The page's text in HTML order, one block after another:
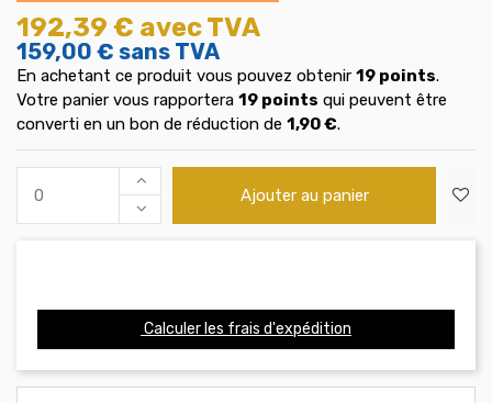
192,39 € avec TVA
159,00 € sans TVA
En achetant ce produit vous pouvez obtenir 19 points.
Votre panier vous rapportera 19 points qui peuvent être
converti en un bon de réduction de 1,90 €.
Ajouter au panier
Calculer les frais d'expédition